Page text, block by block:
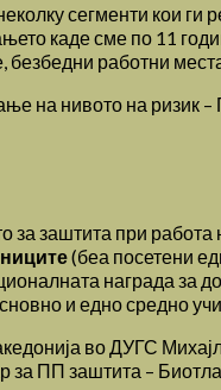
сегменти кои ги
каде сме по 11
безбедни работни
на нивото на ризик –
за заштита при
(беа посетени
награда за
и едно средно
во ДУГС
за ПП заштита –